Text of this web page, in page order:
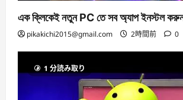
এক ক্লিকেই নতুন PC তে সব অ্যাপ ইনস্টল
pikakichi2015@gmail.com 2時間前 0
1 分読み取り